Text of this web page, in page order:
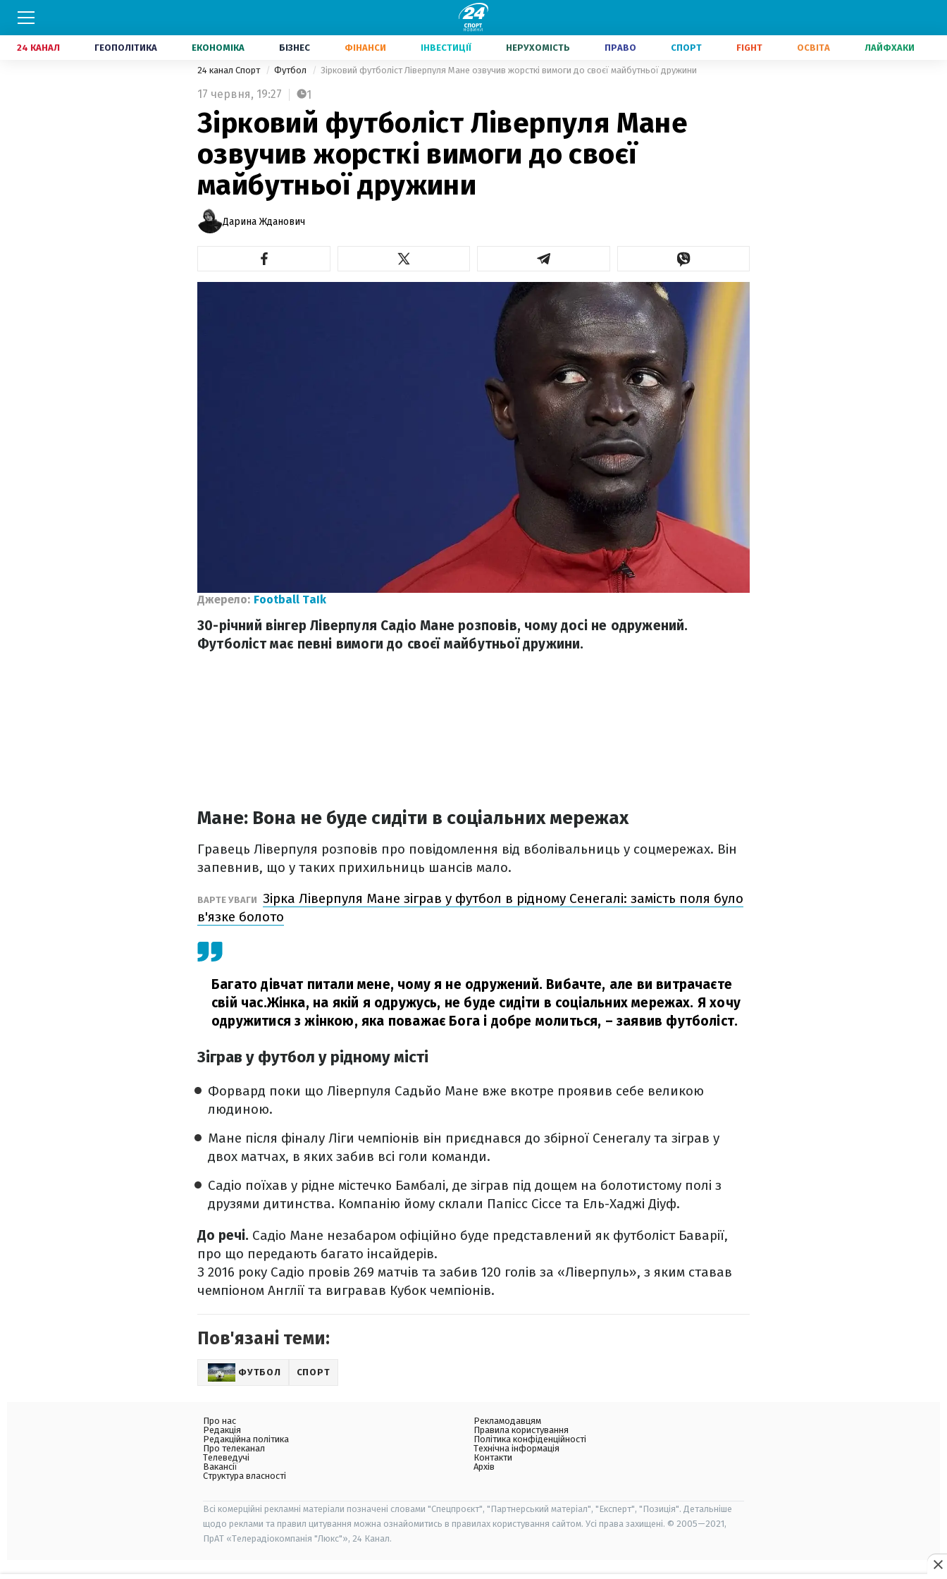
24 КАНАЛ ГЕОПОЛІТИКА ЕКОНОМІКА БІЗНЕС ФІНАНСИ ІНВЕСТИЦІЇ НЕРУХОМІСТЬ ПРАВО СПОРТ FIGHT ОСВІТА ЛАЙФХАКИ
24 канал Спорт Футбол Зірковий футболіст Ліверпуля Мане озвучив жорсткі вимоги до своєї майбутньої дружини
17 червня, 19:27 1
Зірковий футболіст Ліверпуля Мане
озвучив жорсткі вимоги до своєї
майбутньої дружини
Дарина Жданович
Джерело: Football TaIk
30-річний вінгер Ліверпуля Садіо Мане розповів, чому досі не одружений.
Футболіст має певні вимоги до своєї майбутньої дружини.
Мане: Вона не буде сидіти в соціальних мережах
Гравець Ліверпуля розповів про повідомлення від вболівальниць у соцмережах. Він
запевнив, що у таких прихильниць шансів мало.
ВАРТЕ УВАГИ Зірка Ліверпуля Мане зіграв у футбол в рідному Сенегалі: замість поля було
в'язке болото
Багато дівчат питали мене, чому я не одружений. Вибачте, але ви витрачаєте
свій час.Жінка, на якій я одружусь, не буде сидіти в соціальних мережах. Я хочу
одружитися з жінкою, яка поважає Бога і добре молиться, – заявив футболіст.
Зіграв у футбол у рідному місті
Форвард поки що Ліверпуля Садьйо Мане вже вкотре проявив себе великою
людиною.
Мане після фіналу Ліги чемпіонів він приєднався до збірної Сенегалу та зіграв у
двох матчах, в яких забив всі голи команди.
Садіо поїхав у рідне містечко Бамбалі, де зіграв під дощем на болотистому полі з
друзями дитинства. Компанію йому склали Папісс Сіссе та Ель-Хаджі Діуф.
До речі. Садіо Мане незабаром офіційно буде представлений як футболіст Баварії,
про що передають багато інсайдерів.
З 2016 року Садіо провів 269 матчів та забив 120 голів за «Ліверпуль», з яким ставав
чемпіоном Англії та вигравав Кубок чемпіонів.
Пов'язані теми:
ФУТБОЛ СПОРТ
Про нас
Редакція
Редакційна політика
Про телеканал
Телеведучі
Вакансії
Структура власності
Рекламодавцям
Правила користування
Політика конфіденційності
Технічна інформація
Контакти
Архів
Всі комерційні рекламні матеріали позначені словами "Спецпроєкт", "Партнерський матеріал", "Експерт", "Позиція". Детальніше
щодо реклами та правил цитування можна ознайомитись в правилах користування сайтом. Усі права захищені. © 2005—2021,
ПрАТ «Телерадіокомпанія "Люкс"», 24 Канал.